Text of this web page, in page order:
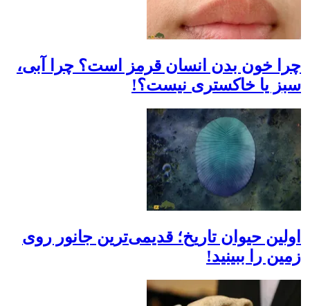
چرا خون بدن انسان قرمز است؟ چرا آبی،
سبز یا خاکستری نیست؟!
اولین حیوان تاریخ؛ قدیمی‌ترین جانور روی
زمین را ببینید!